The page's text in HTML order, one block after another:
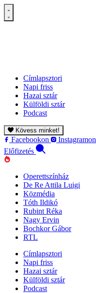
Címlapsztori
Napi friss
Hazai sztár
Külföldi sztár
Podcast
Kövess minket!
Facebookon Instagramon
Előfizetés
Operettszínház
De Re Attila Luigi
Közmédia
Tóth Ildikó
Rubint Réka
Nagy Ervin
Bochkor Gábor
RTL
Címlapsztori
Napi friss
Hazai sztár
Külföldi sztár
Podcast